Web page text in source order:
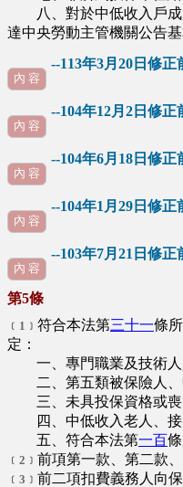
八、對於中低收入戶成
達中央勞動主管機關公告
--113年3月20日修正
內 容
--104年12月2日修正
內 容
--104年6月18日修正
內 容
--104年1月29日修正
內 容
--103年7月21日修正
內 容
第5條
﹝1﹞ 符合本法第三十一條
定：
一、專門職業及技術人
二、第五類被保險人、
三、未具投保資格或喪
四、中低收入老人、接
五、符合本法第一百
﹝2﹞ 前項第一款、第二款
﹝3﹞ 前二項扣費義務人向